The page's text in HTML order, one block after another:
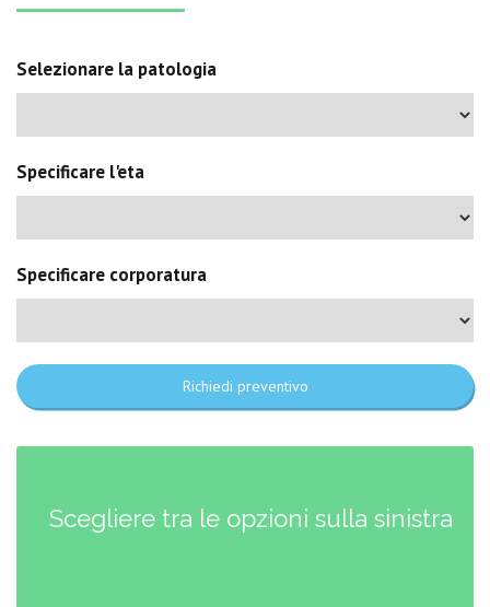
Selezionare la patologia
Specificare l'eta
Specificare corporatura
Richiedi preventivo
Scegliere tra le opzioni sulla sinistra